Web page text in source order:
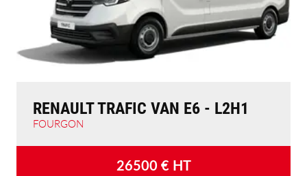
RENAULT TRAFIC VAN E6 - L2H1
FOURGON
26500 € HT